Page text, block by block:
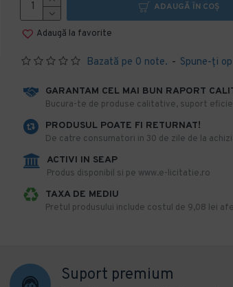
Bazată pe 0 note. - Spune-ţi
ADAUGĂ ÎN COŞ
Adaugă la favorite
GARANTAM CEL MAI BUN RAPORT
​Bucura-te de produse calitative, suport
PRODUSUL POATE FI RETURNAT!
De catre consumatori in 30 de zile de la
ACTIVI IN SEAP
Produs disponibil si pe www.e-licitatie.ro
TAXA DE MEDIU
Pretul produsului include costul de 9,08 lei
Suport premium